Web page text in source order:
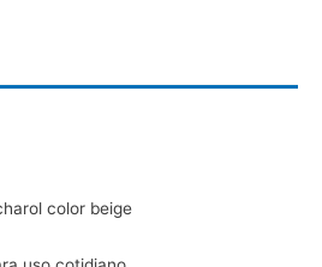
color beige